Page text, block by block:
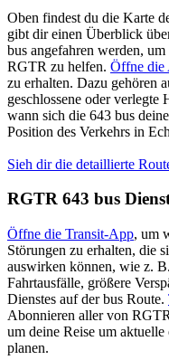
Oben findest du die Karte
gibt dir einen Überblick
bus angefahren werden,
RGTR zu helfen. Öffne die
zu erhalten. Dazu gehören
geschlossene oder
wann sich die 643 bus
Position des Verkehrs in
Sieh dir die detaillierte
RGTR 643 bus
Öffne die Transit-App, um
Störungen zu erhalten, die
auswirken können, wie z.
Fahrtausfälle, größere
Dienstes auf der bus Route.
Abonnieren aller von
um deine Reise um
planen.